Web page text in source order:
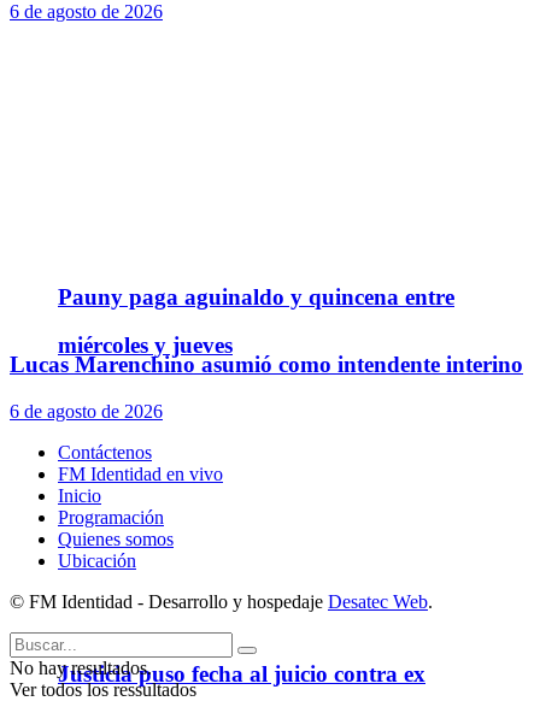
Pauny paga aguinaldo y quincena entre
miércoles y jueves
Justicia puso fecha al juicio contra ex
6 de agosto de 2026
Lucas Marenchino asumió como intendente interino
6 de agosto de 2026
Contáctenos
FM Identidad en vivo
Inicio
Programación
Quienes somos
Ubicación
© FM Identidad - Desarrollo y hospedaje Desatec Web.
No hay resultados.
Ver todos los ressultados